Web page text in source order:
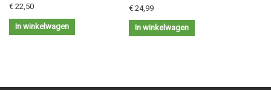
€ 22,50
In winkelwagen
€ 24,99
In winkelwagen